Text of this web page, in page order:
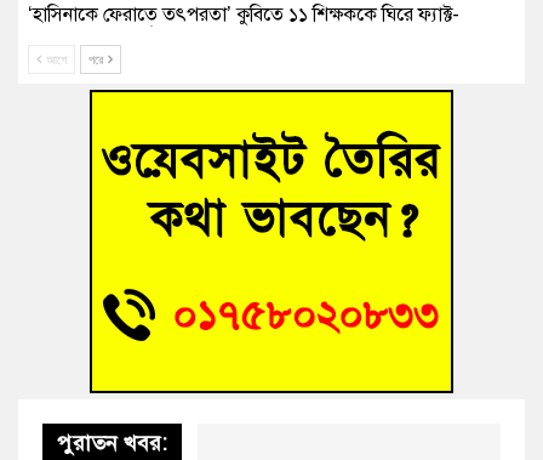
‘হাসিনাকে ফেরাতে তৎপরতা’ কুবিতে ১১ শিক্ষককে ঘিরে ফ্যাক্ট-
বাঁশের খুঁটিতে ভর করে টিকে আছে সেতু
জুলাই গণঅভ্যুত্থান দিবসে কুমিল্লায় শ্রদ্ধা, র‍্যালি ও সংবর্ধনা
তনু হত্যা মামলায় গ্রেফতার সাবেক সেনা সদস্য হাফিজুর রহমান
হাইকোর্টের জামিনে মুক্ত
আহত শিক্ষার্থীদের দেখতে গিয়ে মেডিকেলের ক্যান্টিনে অবরুদ্ধ জবি
আগে পরে
পুরাতন খবর: